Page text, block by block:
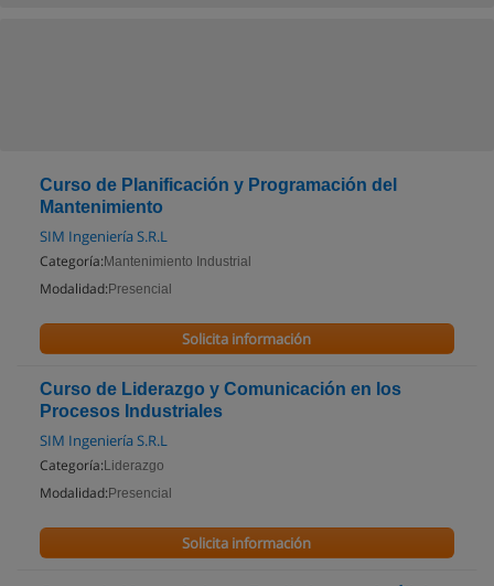
Curso de Planificación y Programación del
Mantenimiento
SIM Ingeniería S.R.L
Categoría: Mantenimiento Industrial
Modalidad: Presencial
Solicita información
Curso de Liderazgo y Comunicación en los
Procesos Industriales
SIM Ingeniería S.R.L
Categoría: Liderazgo
Modalidad: Presencial
Solicita información